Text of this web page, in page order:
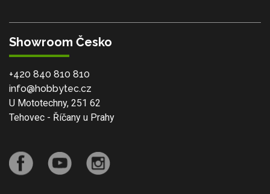
Showroom Česko
+420 840 810 810
info@hobbytec.cz
U Mototechny, 251 62
Tehovec - Říčany u Prahy